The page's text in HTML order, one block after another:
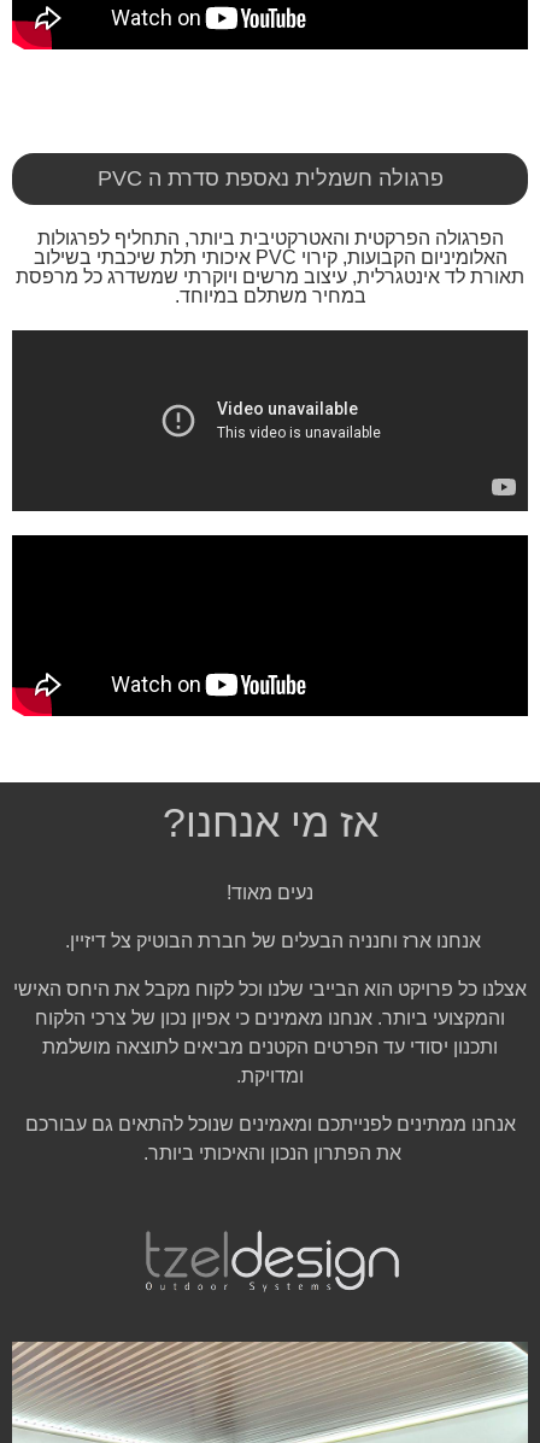
פרגולה חשמלית נאספת סדרת ה PVC
הפרגולה הפרקטית והאטרקטיבית ביותר, התחליף לפרגולות
האלומיניום הקבועות, קירוי PVC איכותי תלת שיכבתי בשילוב
תאורת לד אינטגרלית, עיצוב מרשים ויוקרתי שמשדרג כל מרפסת
במחיר משתלם במיוחד.
אז מי אנחנו?
נעים מאוד!
אנחנו ארז וחנניה הבעלים של חברת הבוטיק צל דיזיין.
אצלנו כל פרויקט הוא הבייבי שלנו וכל לקוח מקבל את היחס האישי
והמקצועי ביותר. אנחנו מאמינים כי אפיון נכון של צרכי הלקוח
ותכנון יסודי עד הפרטים הקטנים מביאים לתוצאה מושלמת
ומדויקת.
אנחנו ממתינים לפנייתכם ומאמינים שנוכל להתאים גם עבורכם
את הפתרון הנכון והאיכותי ביותר.